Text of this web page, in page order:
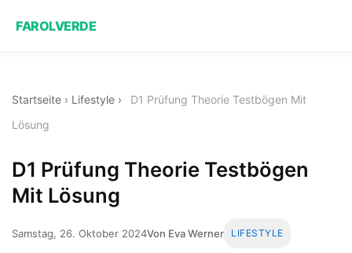
FAROLVERDE
Startseite › Lifestyle ›
D1 Prüfung Theorie Testbögen Mit
Lösung
D1 Prüfung Theorie Testbögen
Mit Lösung
Samstag, 26. Oktober 2024Von Eva Werner LIFESTYLE